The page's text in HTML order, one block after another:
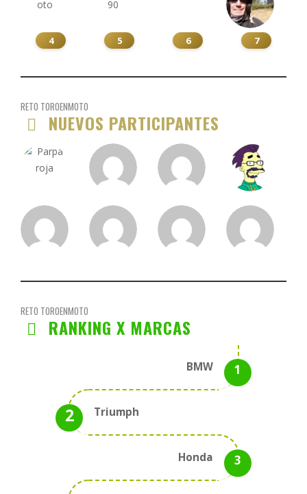
4 5 6 7
RETO TOROENMOTO
NUEVOS PARTICIPANTES
RETO TOROENMOTO
RANKING X MARCAS
BMW
Triumph
Honda